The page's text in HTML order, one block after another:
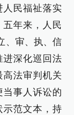
人民福祉落实
年来，人民
、审、执、信
进深化巡回法
高法审判机关
事人诉讼的
示范文本，持